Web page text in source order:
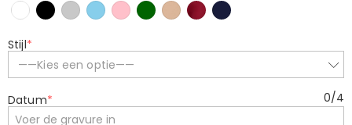
Stijl*
——Kies een optie——
Datum* 0/4